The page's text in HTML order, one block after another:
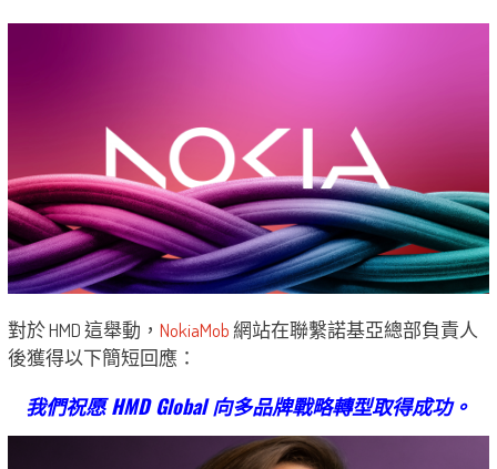
對於 HMD 這舉動， NokiaMob網站在聯繫諾基亞總部負責人
後獲得以下簡短回應：
我們祝愿 HMD Global 向多品牌戰略轉型取得成功。